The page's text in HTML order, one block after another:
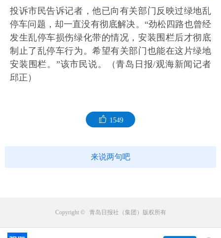
投诉市民告诉记者，他已向有关部门反映过绿地乱
停车问题，却一直没有彻底解决。“劲松四路也曾经
发生乱停车损伤绿化带的情况，安装围栏后才彻底
制止了乱停车行为。希望有关部门也能在这片绿地
安装围栏。”该市民说。（青岛日报/观海新闻记者
邱正）
1549
来说两句吧
Copyright © 青岛日报社（集团）版权所有